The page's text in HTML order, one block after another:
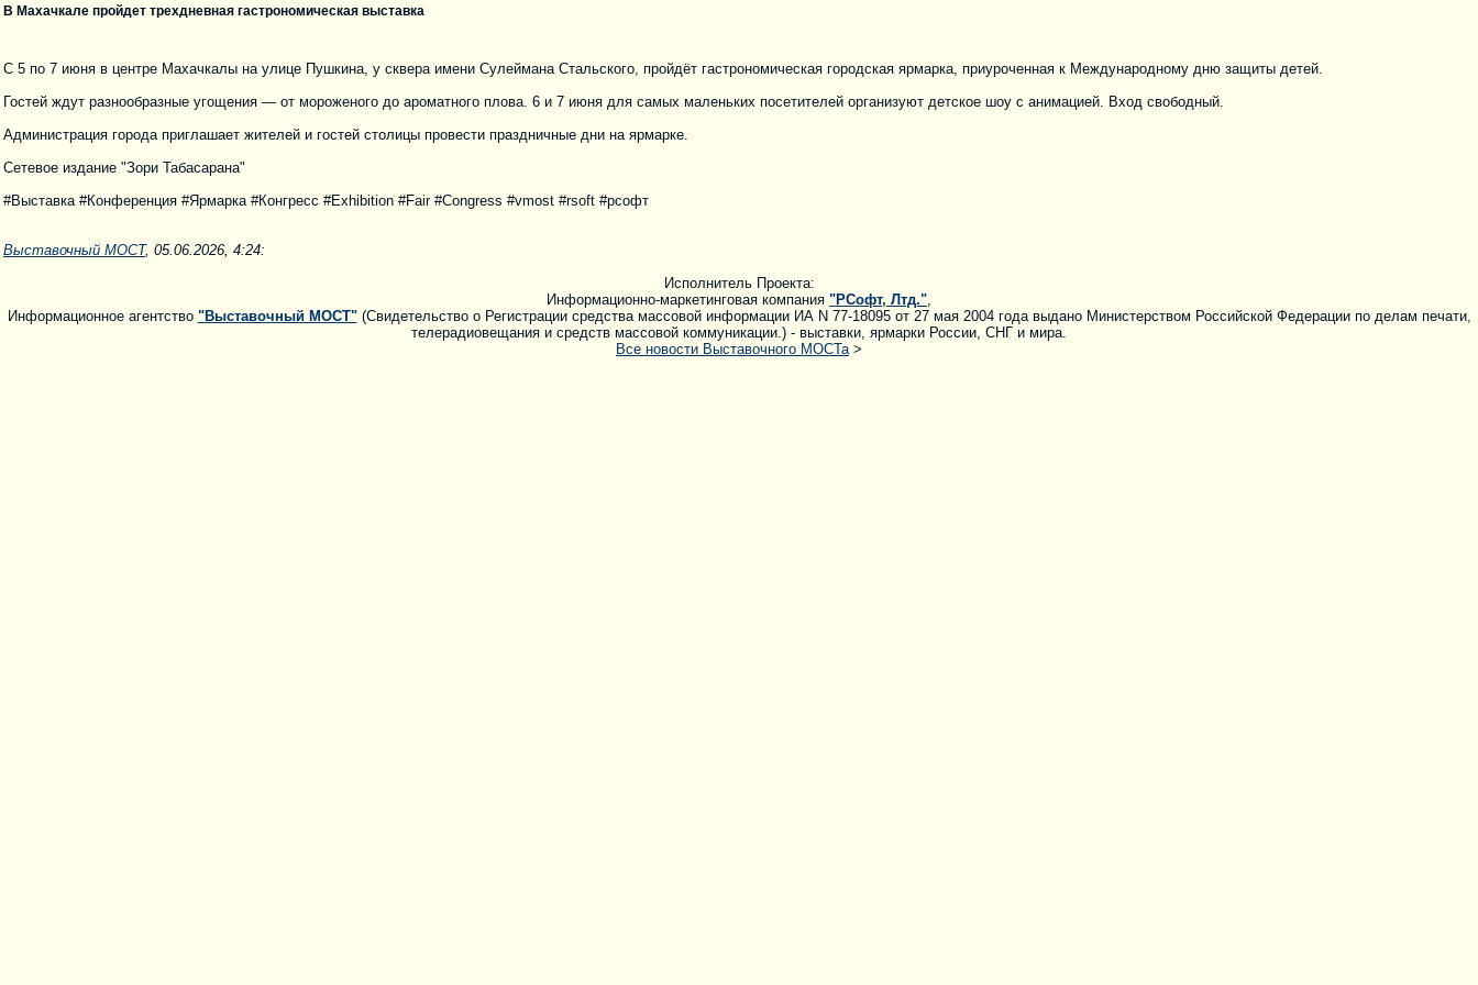
В Махачкале пройдет трехдневная гастрономическая выставка
С 5 по 7 июня в центре Махачкалы на улице Пушкина, у сквера имени Сулеймана Стальского, пройдёт гастрономическая городская ярмарка, приуроченная к Международному дню защиты детей.
Гостей ждут разнообразные угощения — от мороженого до ароматного плова. 6 и 7 июня для самых маленьких посетителей организуют детское шоу с анимацией. Вход свободный.
Администрация города приглашает жителей и гостей столицы провести праздничные дни на ярмарке.
Сетевое издание "Зори Табасарана"
#Выставка #Конференция #Ярмарка #Конгресс #Exhibition #Fair #Congress #vmost #rsoft #рсофт
Выставочный МОСТ, 05.06.2026, 4:24:
Исполнитель Проекта:
Информационно-маркетинговая компания "РСофт, Лтд.",
Информационное агентство "Выставочный МОСТ"(Свидетельство о Регистрации средства массовой информации ИА N 77-18095 от 27 мая 2004 года выдано Министерством Российской Федерации по делам печати,
телерадиовещания и средств массовой коммуникации.) - выставки, ярмарки России, СНГ и мира.
Все новости Выставочного МОСТа>